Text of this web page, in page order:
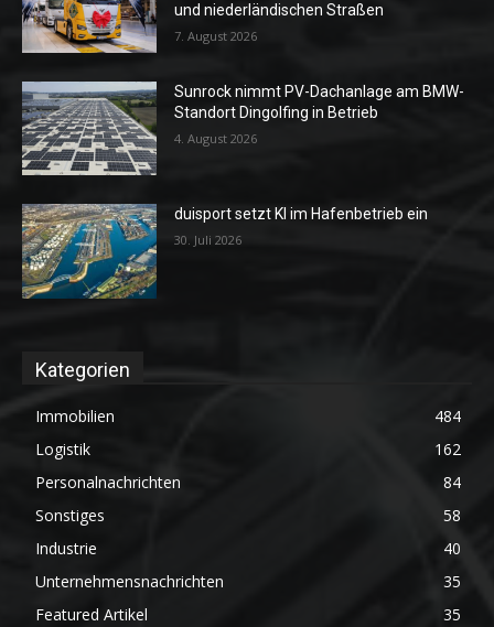
und niederländischen Straßen
7. August 2026
Sunrock nimmt PV-Dachanlage am BMW-
Standort Dingolfing in Betrieb
4. August 2026
duisport setzt KI im Hafenbetrieb ein
30. Juli 2026
Kategorien
Immobilien
484
Logistik
162
Personalnachrichten
84
Sonstiges
58
Industrie
40
Unternehmensnachrichten
35
Featured Artikel
35